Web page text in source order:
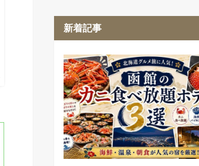
新着記事